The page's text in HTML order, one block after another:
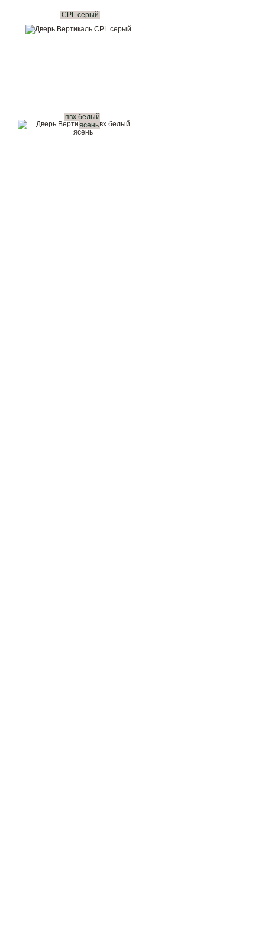
CPL серый
пвх белый
ясень